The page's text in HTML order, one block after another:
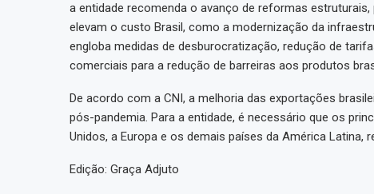
a entidade recomenda o avanço de reformas
elevam o custo Brasil, como a modernização da
engloba medidas de desburocratização, redução de
comerciais para a redução de barreiras aos produtos
De acordo com a CNI, a melhoria das exportações
pós-pandemia. Para a entidade, é necessário que os
Unidos, a Europa e os demais países da América
Edição: Graça Adjuto